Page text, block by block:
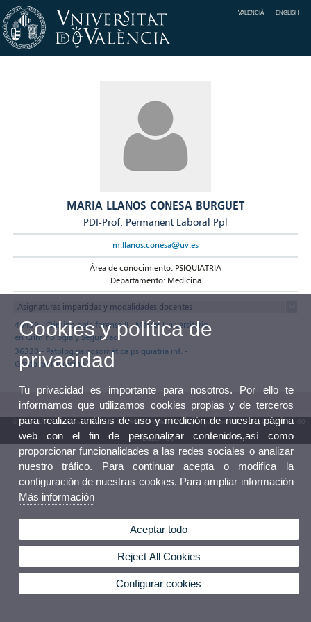
VALENCIÀ ENGLISH
MARIA LLANOS CONESA BURGUET
PDI-Prof. Permanent Laboral Ppl
m.llanos.conesa@uv.es
Área de conocimiento: PSIQUIATRIA
Departamento: Medicina
Asignaturas impartidas y modalidades docentes
46439 - Criminología forense II - Máster Universitario
en Criminología y Seguridad
36320 - Patolog.psicosomática psiquiatría inf. -
Grado en Medicina
© 2026 UV. - Av. Blasco Ibáñez, 13. 46010 València. Espanya. Tel. UV: (+34) 963 86 41 00
Buzón UV
Cookies y política de
privacidad
Tu privacidad es importante para nosotros. Por ello te
informamos que utilizamos cookies propias y de terceros
para realizar análisis de uso y medición de nuestra página
web con el fin de personalizar contenidos,así como
proporcionar funcionalidades a las redes sociales o analizar
nuestro tráfico. Para continuar acepta o modifica la
configuración de nuestras cookies. Para ampliar información
Más información
Aceptar todo
Reject All Cookies
Configurar cookies